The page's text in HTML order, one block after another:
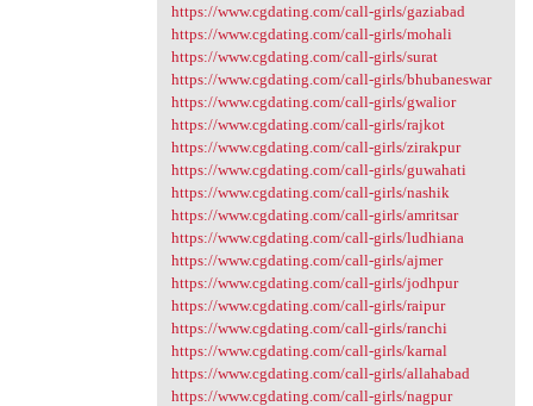
https://www.cgdating.com/call-girls/gaziabad
https://www.cgdating.com/call-girls/mohali
https://www.cgdating.com/call-girls/surat
https://www.cgdating.com/call-girls/bhubaneswar
https://www.cgdating.com/call-girls/gwalior
https://www.cgdating.com/call-girls/rajkot
https://www.cgdating.com/call-girls/zirakpur
https://www.cgdating.com/call-girls/guwahati
https://www.cgdating.com/call-girls/nashik
https://www.cgdating.com/call-girls/amritsar
https://www.cgdating.com/call-girls/ludhiana
https://www.cgdating.com/call-girls/ajmer
https://www.cgdating.com/call-girls/jodhpur
https://www.cgdating.com/call-girls/raipur
https://www.cgdating.com/call-girls/ranchi
https://www.cgdating.com/call-girls/karnal
https://www.cgdating.com/call-girls/allahabad
https://www.cgdating.com/call-girls/nagpur